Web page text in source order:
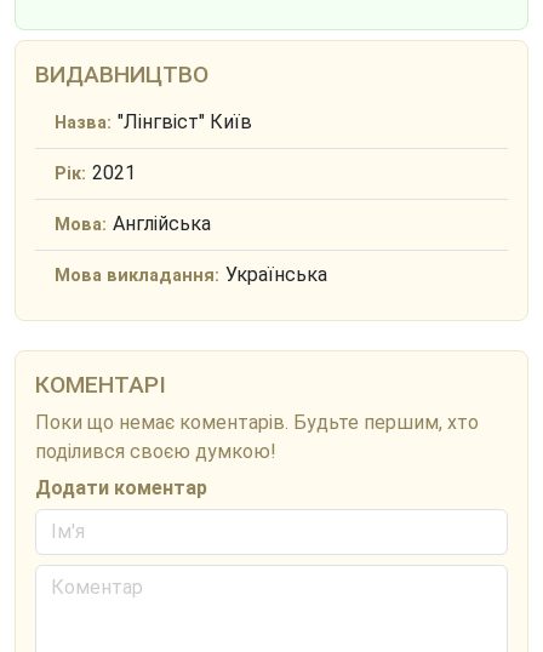
ВИДАВНИЦТВО
Назва: "Лінгвіст" Київ
Рік: 2021
Мова: Англійська
Мова викладання: Українська
КОМЕНТАРІ
Поки що немає коментарів. Будьте першим, хто
поділився своєю думкою!
Додати коментар